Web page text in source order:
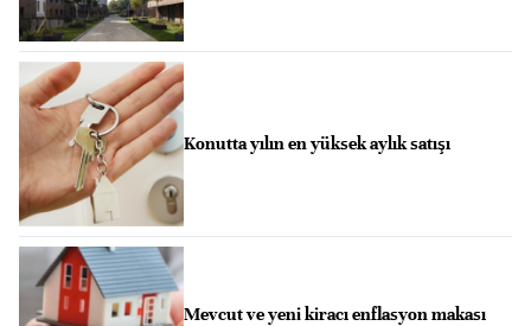
Konutta yılın en yüksek aylık satışı
Mevcut ve yeni kiracı enflasyon makası